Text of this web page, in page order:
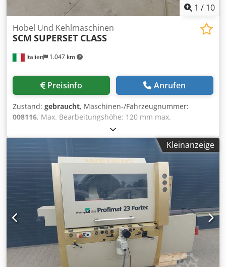
1 / 10
Italien 1.047 km
Hobel Und Kehlmaschinen
SCM SUPERSET CLASS
Preisinfo Anrufen
Zustand: gebraucht, Maschinen-/Fahrzeugnummer:
008116, Max. Bearbeitungshöhe: 120 mm max.
Vorschubgeschwindigkeit: 25 m/min Anzahl der
Arbeitswellen: 6 Crsdpfjw Iddzjx Ah Esf
Kleinanzeige